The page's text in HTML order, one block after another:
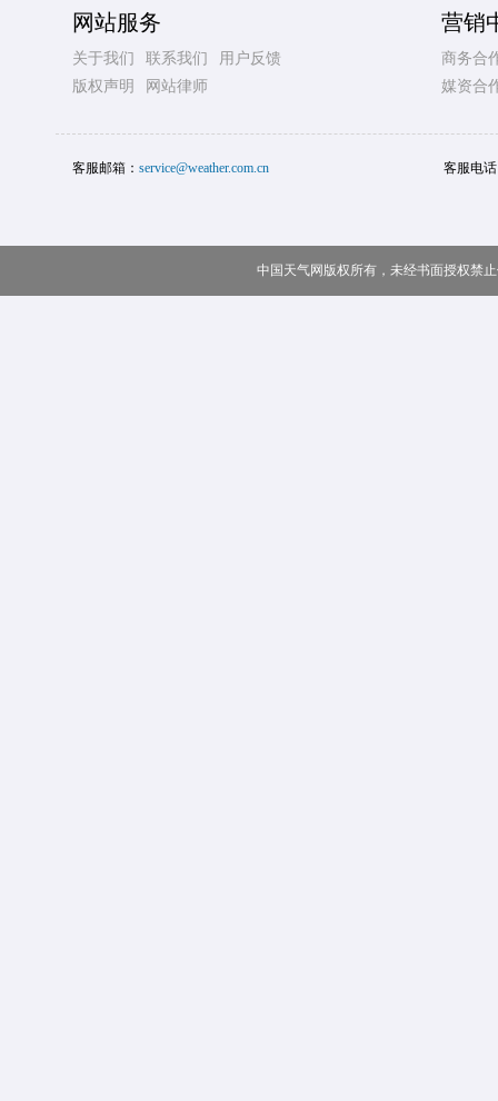
网站服务
关于我们 联系我们
用户反馈
版权声明
网站律师
营销
商务合
媒资合
客服邮箱： service@weather.com.cn 客服电
中国天气网版权所有，未经书面授权